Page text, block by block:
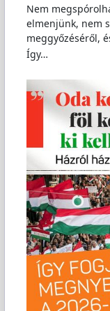
Nem
elmenjünk, nem
meggyőzéséről,
Így…